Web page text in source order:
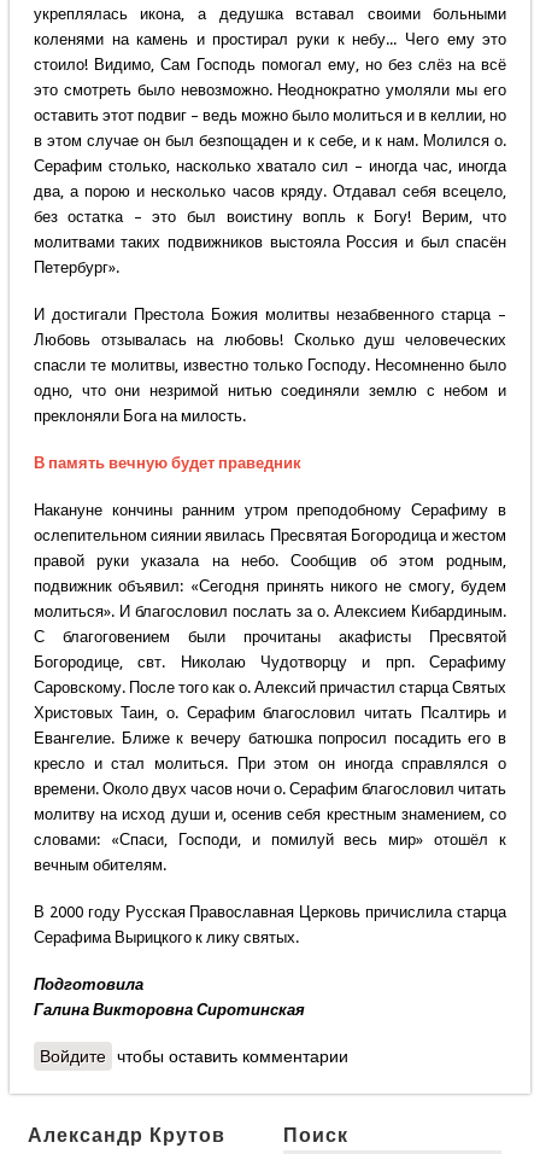
укреплялась икона, а дедушка вставал своими больными
коленями на камень и простирал руки к небу... Чего ему это
стоило! Видимо, Сам Господь помогал ему, но без слёз на всё
это смотреть было невозможно. Неоднократно умоляли мы его
оставить этот подвиг – ведь можно было молиться и в келлии, но
в этом случае он был безпощаден и к себе, и к нам. Молился о.
Серафим столько, насколько хватало сил – иногда час, иногда
два, а порою и несколько часов кряду. Отдавал себя всецело,
без остатка – это был воистину вопль к Богу! Верим, что
молитвами таких подвижников выстояла Россия и был спасён
Петербург».
И достигали Престола Божия молитвы незабвенного старца –
Любовь отзывалась на любовь! Сколько душ человеческих
спасли те молитвы, известно только Господу. Несомненно было
одно, что они незримой нитью соединяли землю с небом и
преклоняли Бога на милость.
В память вечную будет праведник
Накануне кончины ранним утром преподобному Серафиму в
ослепительном сиянии явилась Пресвятая Богородица и жестом
правой руки указала на небо. Сообщив об этом родным,
подвижник объявил: «Сегодня принять никого не смогу, будем
молиться». И благословил послать за о. Алексием Кибардиным.
С благоговением были прочитаны акафисты Пресвятой
Богородице, свт. Николаю Чудотворцу и прп. Серафиму
Саровскому. После того как о. Алексий причастил старца Святых
Христовых Таин, о. Серафим благословил читать Псалтирь и
Евангелие. Ближе к вечеру батюшка попросил посадить его в
кресло и стал молиться. При этом он иногда справлялся о
времени. Около двух часов ночи о. Серафим благословил читать
молитву на исход души и, осенив себя крестным знамением, со
словами: «Спаси, Господи, и помилуй весь мир» отошёл к
вечным обителям.
В 2000 году Русская Православная Церковь причислила старца
Серафима Вырицкого к лику святых.
Подготовила
Галина Викторовна Сиротинская
Войдите чтобы оставить комментарии
Александр Крутов Поиск